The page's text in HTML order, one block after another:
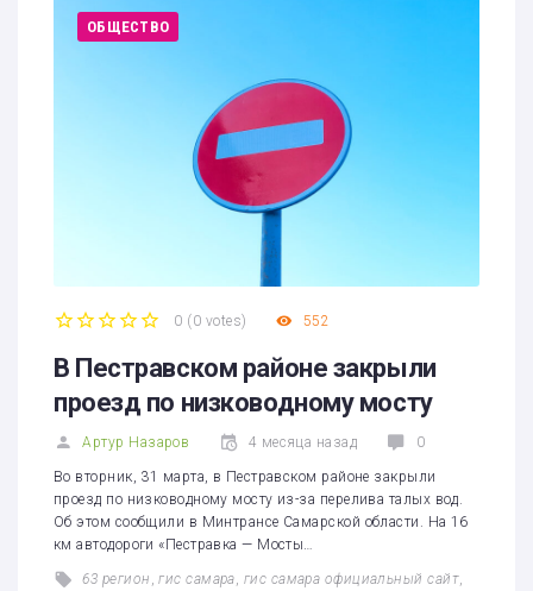
ОБЩЕСТВО
0 (0 votes) 552
В Пестравском районе закрыли
проезд по низководному мосту
Артур Назаров 4 месяца назад 0
Во вторник, 31 марта, в Пестравском районе закрыли
проезд по низководному мосту из-за перелива талых вод.
Об этом сообщили в Минтрансе Самарской области. На 16
км автодороги «Пестравка — Мосты…
63 регион ,гис самара гис самара официальный сайт,